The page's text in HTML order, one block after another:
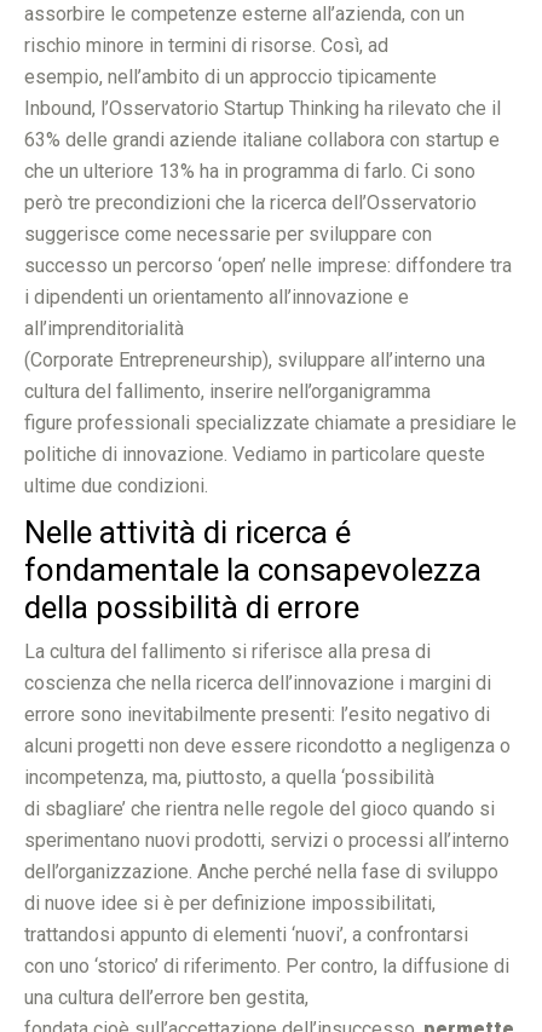
assorbire le competenze esterne all’azienda, con un
rischio minore in termini di risorse. Così, ad
esempio, nell’ambito di un approccio tipicamente
Inbound, l’Osservatorio Startup Thinking ha rilevato che il
63% delle grandi aziende italiane collabora con startup e
che un ulteriore 13% ha in programma di farlo. Ci sono
però tre precondizioni che la ricerca dell’Osservatorio
suggerisce come necessarie per sviluppare con
successo un percorso ‘open’ nelle imprese: diffondere tra
i dipendenti un orientamento all’innovazione e
all’imprenditorialità
(Corporate Entrepreneurship), sviluppare all’interno una
cultura del fallimento, inserire nell’organigramma
figure professionali specializzate chiamate a presidiare le
politiche di innovazione. Vediamo in particolare queste
ultime due condizioni.
Nelle attività di ricerca é
fondamentale la consapevolezza
della possibilità di errore
La cultura del fallimento si riferisce alla presa di
coscienza che nella ricerca dell’innovazione i margini di
errore sono inevitabilmente presenti: l’esito negativo di
alcuni progetti non deve essere ricondotto a negligenza o
incompetenza, ma, piuttosto, a quella ‘possibilità
di sbagliare’ che rientra nelle regole del gioco quando si
sperimentano nuovi prodotti, servizi o processi all’interno
dell’organizzazione. Anche perché nella fase di sviluppo
di nuove idee si è per definizione impossibilitati,
trattandosi appunto di elementi ‘nuovi’, a confrontarsi
con uno ‘storico’ di riferimento. Per contro, la diffusione di
una cultura dell’errore ben gestita,